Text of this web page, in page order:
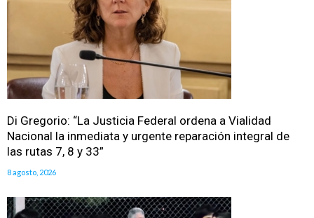
Di Gregorio: “La Justicia Federal ordena a Vialidad
Nacional la inmediata y urgente reparación integral de
las rutas 7, 8 y 33”
8 agosto, 2026